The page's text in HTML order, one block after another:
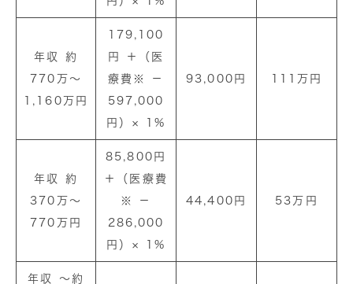
年収 約
770万〜
1,160万円
179,100
円 ＋（医
療費※ －
597,000
円）× 1%
93,000円 111万円
年収 約
370万〜
770万円
85,800円
＋（医療費
※ －
286,000
円）× 1%
44,400円 53万円
年収 〜約